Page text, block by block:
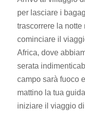
per lasciare i
trascorrere la
cominciare il
Africa, dove
serata
campo sarà fuoco
mattino la tua
iniziare il viaggio